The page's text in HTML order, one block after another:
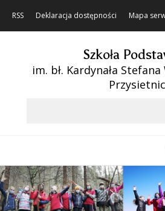
RSS Deklaracja dostępności Mapa
Szkoła
im. bł. Kardynała